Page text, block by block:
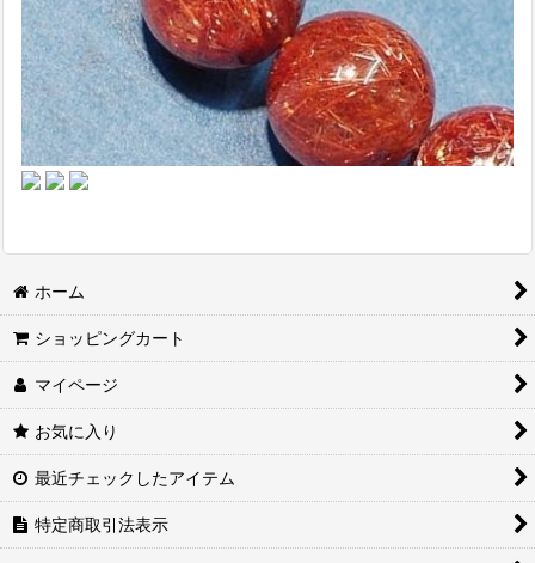
ホーム
ショッピングカート
マイページ
お気に入り
最近チェックしたアイテム
特定商取引法表示